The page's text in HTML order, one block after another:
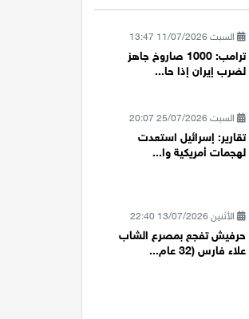
السبت 11/07/2026 13:47
ترامب: 1000 صاروخ جاهز
لضرب إيران إذا حا...
السبت 25/07/2026 20:07
تقارير: إسرائيل استعدت
لهجمات أمريكية وا...
الأثنين 13/07/2026 22:40
حرفيش تفجع بمصرع الشاب
علاء فارس (32 عام...